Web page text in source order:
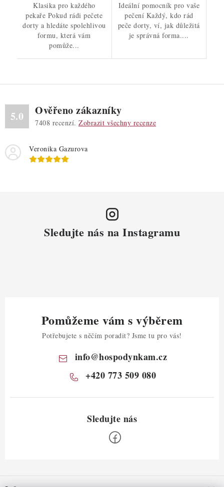
Klasika pro každého
pekaře Pokud rádi pečete
dorty a hledáte spolehlivou
formu, která vám
pomůže...
Ideální pomocník pro vaše
pečení Každý, kdo rád
peče dorty, ví, jak důležitá
je správná forma....
5.0 Ověřeno zákazníky
7408 recenzí. Zobrazit všechny recenze
Veronika Gazurova
Sledujte nás na Instagramu
Pomůžeme vám s výběrem
Potřebujete s něčím poradit? Jsme tu pro vás!
info@hospodynkam.cz
+420 773 509 080